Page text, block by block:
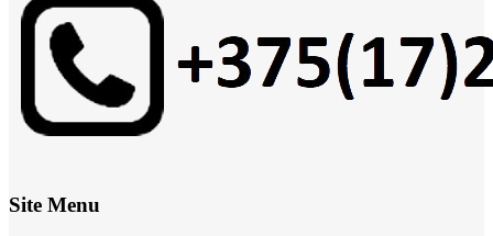
Site Menu